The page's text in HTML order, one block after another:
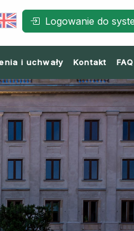
Logowanie do
i uchwały Kontakt FAQ